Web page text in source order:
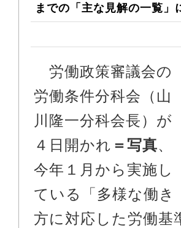
までの「主な見解の一覧」
労働政策審議会の
労働条件分科会（山
川隆一分科会長）が
４日開かれ ＝写真、
今年１月から実施し
ている「多様な働き
方に対応した労働基